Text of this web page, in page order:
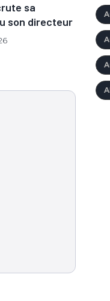
sa
son directeur